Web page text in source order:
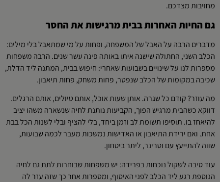
מחויבות מצדכם.
גם החיות האחרות בבית מרגישות את החסר
מדברים הרבה על האבל של המשפחה, ופחות על מי שמתאבל בלי מילים:
הכלב השני, החתולה שישנה איתו באותה פינה עשר שנים. הרבה משפחות
מספרות לנו על שינויים בשבועות שאחרי: חיפוש בבית, המתנה ליד הדלת,
שכיבה במקומות של הכלב שנפטר, פחות משחק, פחות תיאבון.
מה עוזר? קודם כל שגרה. אותן שעות אוכל, אותם טיולים, אותם הרגלים.
דווקא כשהבית מרגיש הפוך, הקביעות נותנת לחיה שנשארה משהו יציב
להיאחז בו. תוסיפו תשומת לב וזמן ביחד, בלי להציף ובלי לשנות הכל בבת
אחת. ואם ירידת התיאבון או האדישות נמשכות מעבר לכמה שבועות,
שווה להתייעץ עם וטרינר, ליתר ביטחון.
עוד סיבה לשקול נוכחות בפרידה: יש משפחות שבוחרות לתת גם לחיה
הנוספת רגע ליד הכלב לפני האיסוף, ומספרות אחר כך שזה עזר לה